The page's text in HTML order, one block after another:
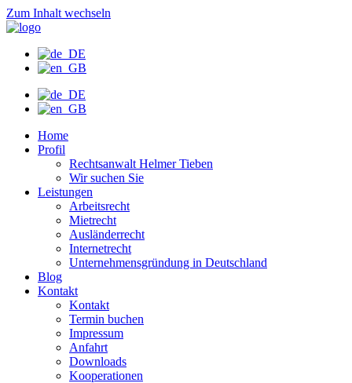
Zum Inhalt wechseln
Home
Profil
Rechtsanwalt Helmer Tieben
Wir suchen Sie
Leistungen
Arbeitsrecht
Mietrecht
Ausländerrecht
Internetrecht
Unternehmensgründung in Deutschland
Blog
Kontakt
Kontakt
Termin buchen
Impressum
Anfahrt
Downloads
Kooperationen